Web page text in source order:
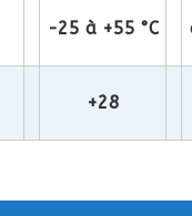
-25 à +55 °C
+28